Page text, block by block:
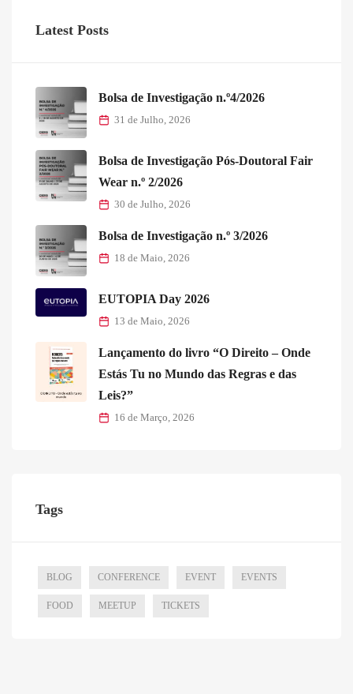
Latest Posts
Bolsa de Investigação n.º4/2026
31 de Julho, 2026
Bolsa de Investigação Pós-Doutoral Fair
Wear n.º 2/2026
30 de Julho, 2026
Bolsa de Investigação n.º 3/2026
18 de Maio, 2026
EUTOPIA Day 2026
13 de Maio, 2026
Lançamento do livro “O Direito – Onde
Estás Tu no Mundo das Regras e das
Leis?”
16 de Março, 2026
Tags
BLOG CONFERENCE EVENT EVENTS
FOOD MEETUP TICKETS